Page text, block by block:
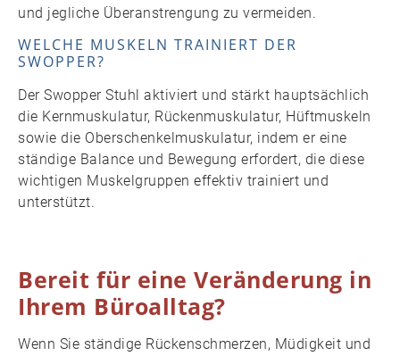
und jegliche Überanstrengung zu vermeiden.
WELCHE MUSKELN TRAINIERT DER
SWOPPER?
Der Swopper Stuhl aktiviert und stärkt hauptsächlich
die Kernmuskulatur, Rückenmuskulatur, Hüftmuskeln
sowie die Oberschenkelmuskulatur, indem er eine
ständige Balance und Bewegung erfordert, die diese
wichtigen Muskelgruppen effektiv trainiert und
unterstützt.
Bereit für eine Veränderung in
Ihrem Büroalltag?
Wenn Sie ständige Rückenschmerzen, Müdigkeit und